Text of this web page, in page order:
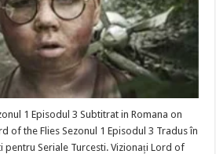
1 Episodul 3 Subtitrat in Romana on
of the Flies Sezonul 1 Episodul 3 Tradus în
pentru Seriale Turcesti. Vizionați Lord of